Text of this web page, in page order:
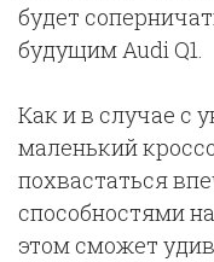
будет
будущим Audi Q1.
Как и в случае с
маленький
похвастаться
способностями
этом сможет